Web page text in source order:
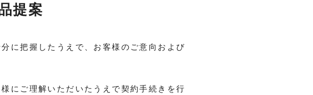
提案
に把握したうえで、お客様のご意向および
にご理解いただいたうえで契約手続きを行